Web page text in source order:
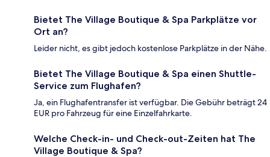
Bietet The Village Boutique & Spa Parkplätze vor
Ort an?
Leider nicht, es gibt jedoch kostenlose Parkplätze in der Nähe.
Bietet The Village Boutique & Spa einen Shuttle-
Service zum Flughafen?
Ja, ein Flughafentransfer ist verfügbar. Die Gebühr beträgt 24
EUR pro Fahrzeug für eine Einzelfahrkarte.
Welche Check-in- und Check-out-Zeiten hat The
Village Boutique & Spa?